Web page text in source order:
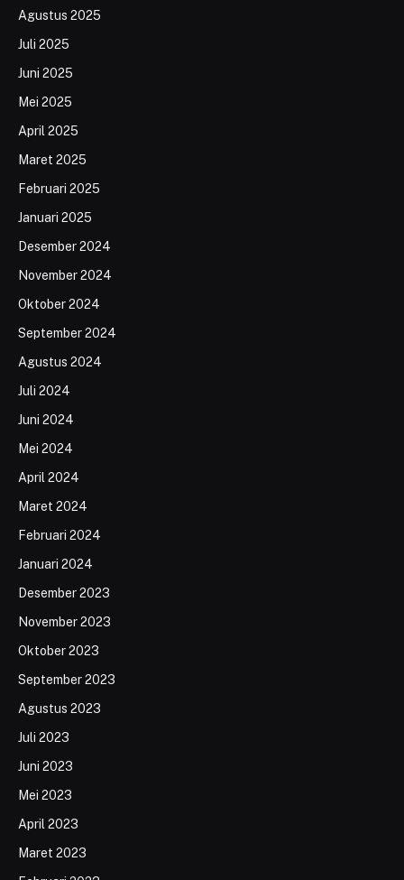
Agustus 2025
Juli 2025
Juni 2025
Mei 2025
April 2025
Maret 2025
Februari 2025
Januari 2025
Desember 2024
November 2024
Oktober 2024
September 2024
Agustus 2024
Juli 2024
Juni 2024
Mei 2024
April 2024
Maret 2024
Februari 2024
Januari 2024
Desember 2023
November 2023
Oktober 2023
September 2023
Agustus 2023
Juli 2023
Juni 2023
Mei 2023
April 2023
Maret 2023